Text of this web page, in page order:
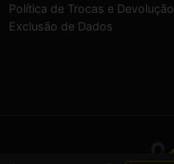
Política de Trocas e Devolução
Exclusão de Dados